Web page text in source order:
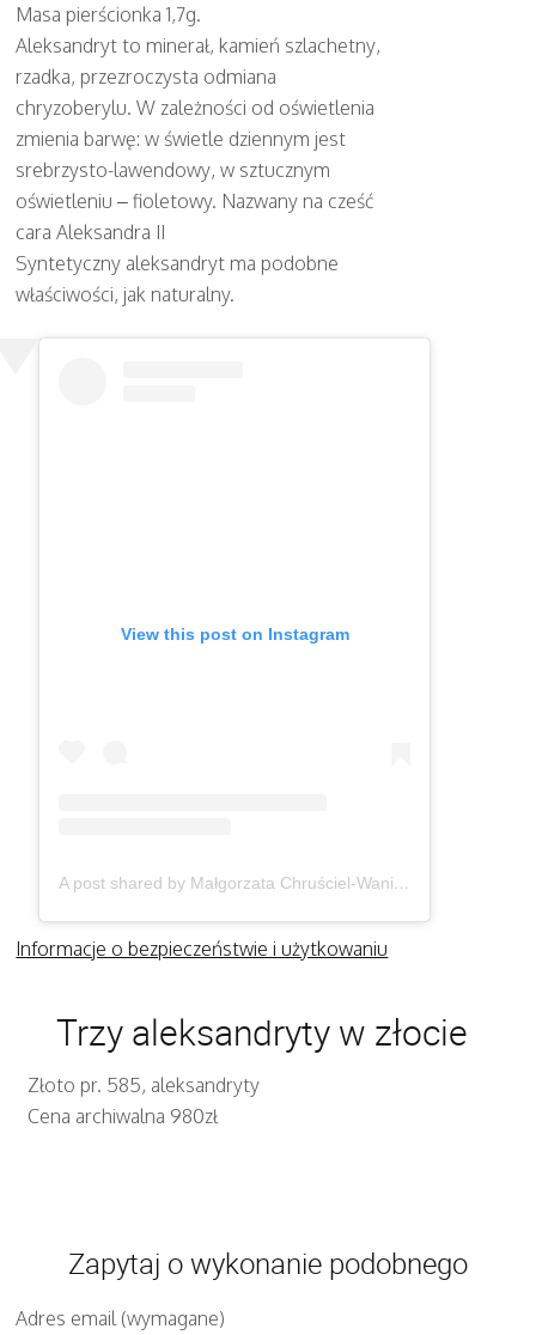
Masa pierścionka 1,7g.
Aleksandryt to minerał, kamień szlachetny,
rzadka, przezroczysta odmiana
chryzoberylu. W zależności od oświetlenia
zmienia barwę: w świetle dziennym jest
srebrzysto-lawendowy, w sztucznym
oświetleniu – fioletowy. Nazwany na cześć
cara Aleksandra II
Syntetyczny aleksandryt ma podobne
właściwości, jak naturalny.
View this post on Instagram
A post shared by Małgorzata Chruściel-Waniek (@gosiawaniek)
Informacje o bezpieczeństwie i użytkowaniu
Trzy aleksandryty w złocie
Złoto pr. 585, aleksandryty
Cena archiwalna 980zł
Zapytaj o wykonanie podobnego
Adres email (wymagane)